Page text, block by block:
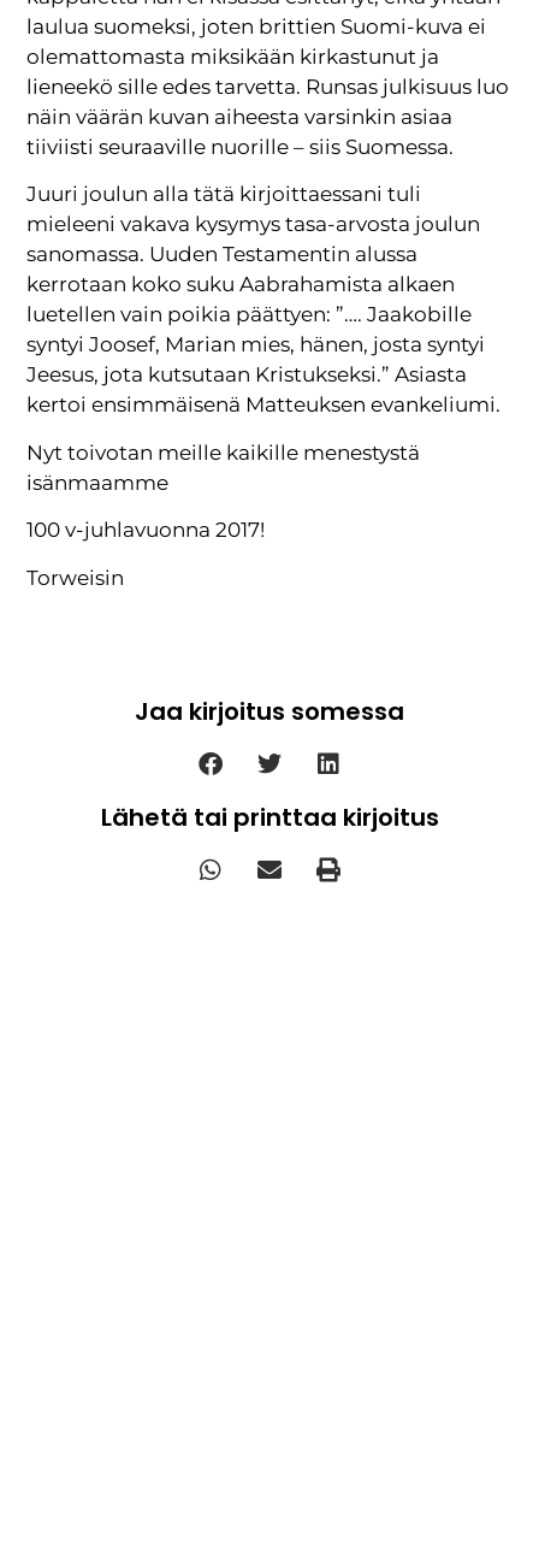
laulua suomeksi, joten brittien Suomi-kuva ei
olemattomasta miksikään kirkastunut ja
lieneekö sille edes tarvetta. Runsas julkisuus luo
näin väärän kuvan aiheesta varsinkin asiaa
tiiviisti seuraaville nuorille – siis Suomessa.
Juuri joulun alla tätä kirjoittaessani tuli
mieleeni vakava kysymys tasa-arvosta joulun
sanomassa. Uuden Testamentin alussa
kerrotaan koko suku Aabrahamista alkaen
luetellen vain poikia päättyen: ”…. Jaakobille
syntyi Joosef, Marian mies, hänen, josta syntyi
Jeesus, jota kutsutaan Kristukseksi.” Asiasta
kertoi ensimmäisenä Matteuksen evankeliumi.
Nyt toivotan meille kaikille menestystä
isänmaamme
100 v-juhlavuonna 2017!
Torweisin
Jaa kirjoitus somessa
Lähetä tai printtaa kirjoitus